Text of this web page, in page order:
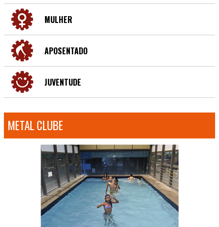
MULHER
APOSENTADO
JUVENTUDE
METAL CLUBE